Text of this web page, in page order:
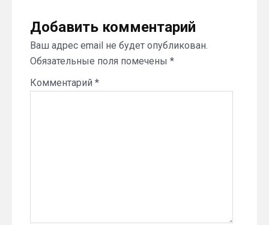
Добавить комментарий
Ваш адрес email не будет опубликован.
Обязательные поля помечены *
Комментарий *